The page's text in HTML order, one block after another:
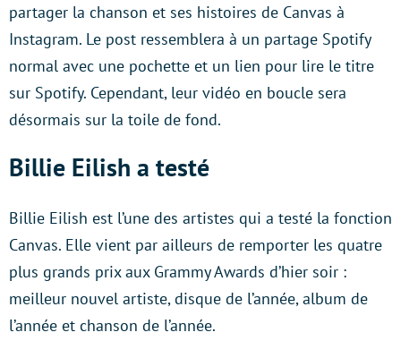
partager la chanson et ses histoires de Canvas à
Instagram. Le post ressemblera à un partage Spotify
normal avec une pochette et un lien pour lire le titre
sur Spotify. Cependant, leur vidéo en boucle sera
désormais sur la toile de fond.
Billie Eilish a testé
Billie Eilish est l’une des artistes qui a testé la fonction
Canvas. Elle vient par ailleurs de remporter les quatre
plus grands prix aux Grammy Awards d’hier soir :
meilleur nouvel artiste, disque de l’année, album de
l’année et chanson de l’année.